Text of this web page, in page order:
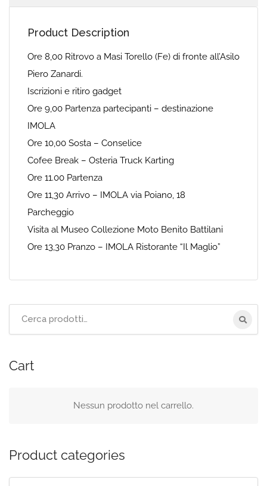
Product Description
Ore 8,00 Ritrovo a Masi Torello (Fe) di fronte all’Asilo
Piero Zanardi.
Iscrizioni e ritiro gadget
Ore 9,00 Partenza partecipanti – destinazione
IMOLA
Ore 10,00 Sosta – Conselice
Cofee Break – Osteria Truck Karting
Ore 11.00 Partenza
Ore 11,30 Arrivo – IMOLA via Poiano, 18
Parcheggio
Visita al Museo Collezione Moto Benito Battilani
Ore 13,30 Pranzo – IMOLA Ristorante “Il Maglio”
Cart
Nessun prodotto nel carrello.
Product categories